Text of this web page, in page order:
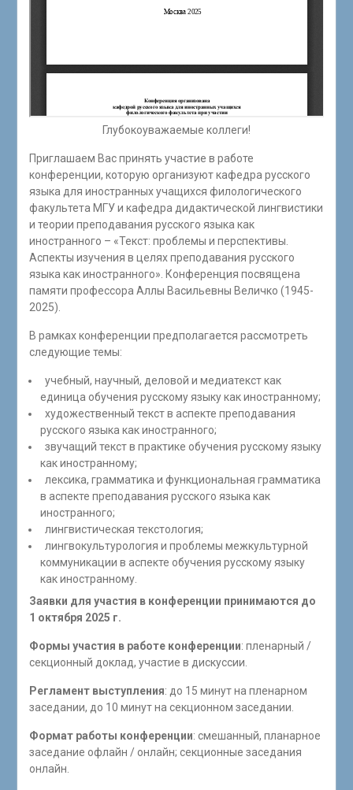
Глубокоуважаемые коллеги!
Приглашаем Вас принять участие в работе
конференции, которую организуют кафедра русского
языка для иностранных учащихся филологического
факультета МГУ и кафедра дидактической лингвистики
и теории преподавания русского языка как
иностранного – «Текст: проблемы и перспективы.
Аспекты изучения в целях преподавания русского
языка как иностранного». Конференция посвящена
памяти профессора Аллы Васильевны Величко (1945-
2025).
В рамках конференции предполагается рассмотреть
следующие темы:
учебный, научный, деловой и медиатекст как
единица обучения русскому языку как иностранному;
художественный текст в аспекте преподавания
русского языка как иностранного;
звучащий текст в практике обучения русскому языку
как иностранному;
лексика, грамматика и функциональная грамматика
в аспекте преподавания русского языка как
иностранного;
лингвистическая текстология;
лингвокультурология и проблемы межкультурной
коммуникации в аспекте обучения русскому языку
как иностранному.
Заявки для участия в конференции принимаются до
1 октября 2025 г.
Формы участия в работе конференции: пленарный /
секционный доклад, участие в дискуссии.
Регламент выступления: до 15 минут на пленарном
заседании, до 10 минут на секционном заседании.
Формат работы конференции: смешанный, планарное
заседание офлайн / онлайн; секционные заседания
онлайн.